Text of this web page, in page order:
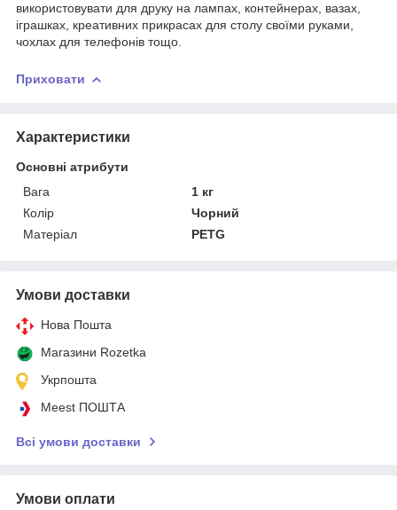
використовувати для друку на лампах, контейнерах, вазах,
іграшках, креативних прикрасах для столу своїми руками,
чохлах для телефонів тощо.
Приховати
Характеристики
Основні атрибути
Вага
1 кг
Колір
Чорний
Матеріал
PETG
Умови доставки
Нова Пошта
Магазини Rozetka
Укрпошта
Meest ПОШТА
Всі умови доставки
Умови оплати